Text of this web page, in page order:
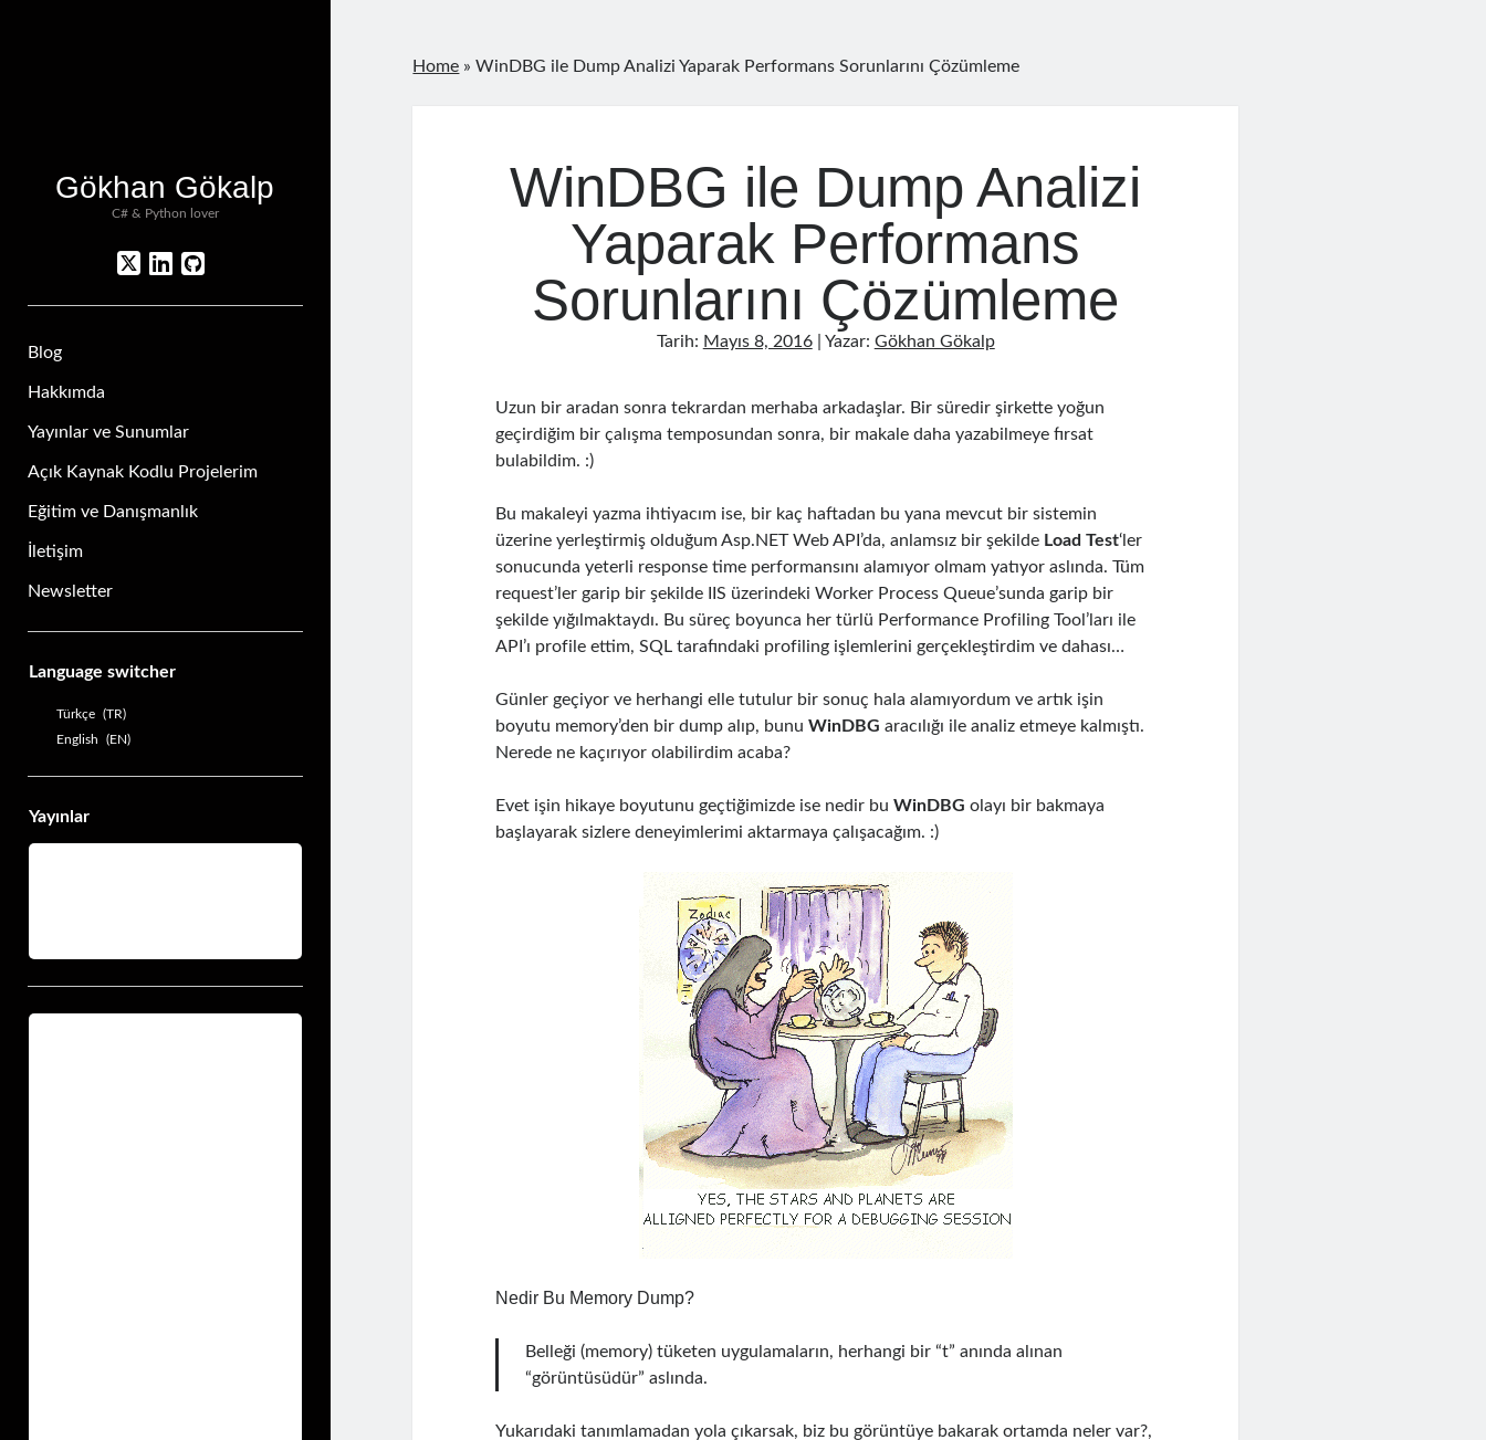
Gökhan Gökalp
C# & Python lover
twitterlinkedin
github
Blog
Hakkımda
Yayınlar ve Sunumlar
Açık Kaynak Kodlu Projelerim
Eğitim ve Danışmanlık
İletişim
Newsletter
Menü
Language switcher
Türkçe
TR
English
EN
Yayınlar
Home »WinDBG ile Dump Analizi Yaparak Performans Sorunlarını Çözümleme
WinDBG ile Dump Analizi
Yaparak Performans
Sorunlarını Çözümleme
Tarih: Mayıs 8, 2016| Yazar: Gökhan Gökalp
Uzun bir aradan sonra tekrardan merhaba arkadaşlar. Bir süredir şirkette yoğun
geçirdiğim bir çalışma temposundan sonra, bir makale daha yazabilmeye fırsat
bulabildim. :)
Bu makaleyi yazma ihtiyacım ise, bir kaç haftadan bu yana mevcut bir sistemin
üzerine yerleştirmiş olduğum Asp.NET Web API’da, anlamsız bir şekilde Load Test‘ler
sonucunda yeterli response time performansını alamıyor olmam yatıyor aslında. Tüm
request’ler garip bir şekilde IIS üzerindeki Worker Process Queue’sunda garip bir
şekilde yığılmaktaydı. Bu süreç boyunca her türlü Performance Profiling Tool’ları ile
API’ı profile ettim, SQL tarafındaki profiling işlemlerini gerçekleştirdim ve dahası…
Günler geçiyor ve herhangi elle tutulur bir sonuç hala alamıyordum ve artık işin
boyutu memory’den bir dump alıp, bunuWinDBG aracılığı ile analiz etmeye kalmıştı.
Nerede ne kaçırıyor olabilirdim acaba?
Evet işin hikaye boyutunu geçtiğimizde ise nedir buWinDBG olayı bir bakmaya
başlayarak sizlere deneyimlerimi aktarmaya çalışacağım. :)
Nedir Bu Memory Dump?
Belleği (memory) tüketen uygulamaların, herhangi bir “t” anında alınan
“görüntüsüdür” aslında.
Yukarıdaki tanımlamadan yola çıkarsak, biz bu görüntüye bakarak ortamda neler var?,